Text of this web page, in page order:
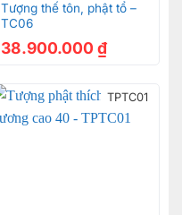
Tượng thế tôn, phật tổ –
TC06
38.900.000 ₫
TPTC01